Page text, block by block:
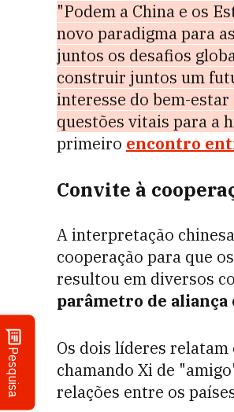
Pesquisa
"Podem a China e os
novo paradigma para
juntos os desafios
construir juntos um
interesse do bem-
questões vitais para a
primeiro encontro
Convite à
A interpretação
cooperação para que
resultou em diversos
parâmetro de
Os dois líderes
chamando Xi de
relações entre os